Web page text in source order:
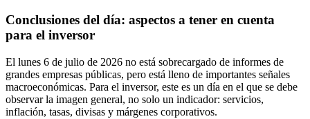
Conclusiones del día: aspectos a tener en cuenta
para el inversor
El lunes 6 de julio de 2026 no está sobrecargado de informes de
grandes empresas públicas, pero está lleno de importantes señales
macroeconómicas. Para el inversor, este es un día en el que se debe
observar la imagen general, no solo un indicador: servicios,
inflación, tasas, divisas y márgenes corporativos.